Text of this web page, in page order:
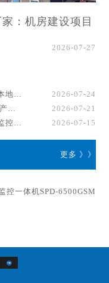
：机房建设项目
2026-07-27
掌握三点核心，广东的机房动环项目选本地厂家事半功倍！
2026-07-24
2026年机房项目预算有限？推荐几款国产动环监控系统品牌
2026-07-21
以广东地区为切入点，选择优质的动环监控系统厂家
2026-07-15
更多 》》
控一体机SPD-6500GSM